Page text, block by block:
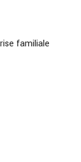
familiale